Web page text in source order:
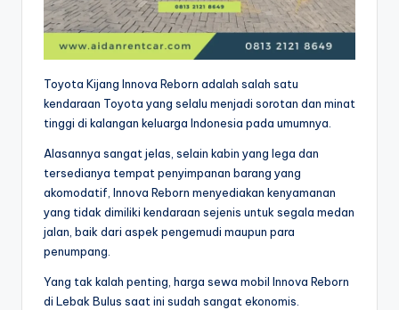
Toyota Kijang Innova Reborn adalah salah satu
kendaraan Toyota yang selalu menjadi sorotan dan minat
tinggi di kalangan keluarga Indonesia pada umumnya.
Alasannya sangat jelas, selain kabin yang lega dan
tersedianya tempat penyimpanan barang yang
akomodatif, Innova Reborn menyediakan kenyamanan
yang tidak dimiliki kendaraan sejenis untuk segala medan
jalan, baik dari aspek pengemudi maupun para
penumpang.
Yang tak kalah penting, harga sewa mobil Innova Reborn
di Lebak Bulus saat ini sudah sangat ekonomis.